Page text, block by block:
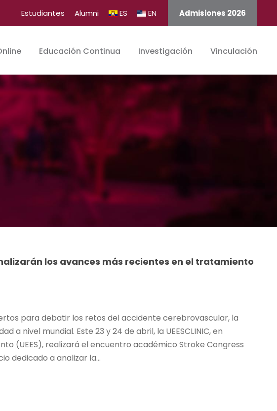
Estudiantes Alumni ES EN Admisiones 2026
Educación Continua Investigación Vinculación
los avances más recientes en el tratamiento
para debatir los retos del accidente cerebrovascular, la
a nivel mundial. Este 23 y 24 de abril, la UEESCLINIC, en
(UEES), realizará el encuentro académico Stroke Congress
dedicado a analizar la...